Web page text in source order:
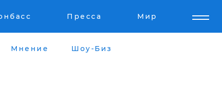
Пресса Мир
Мнение Шоу-Биз